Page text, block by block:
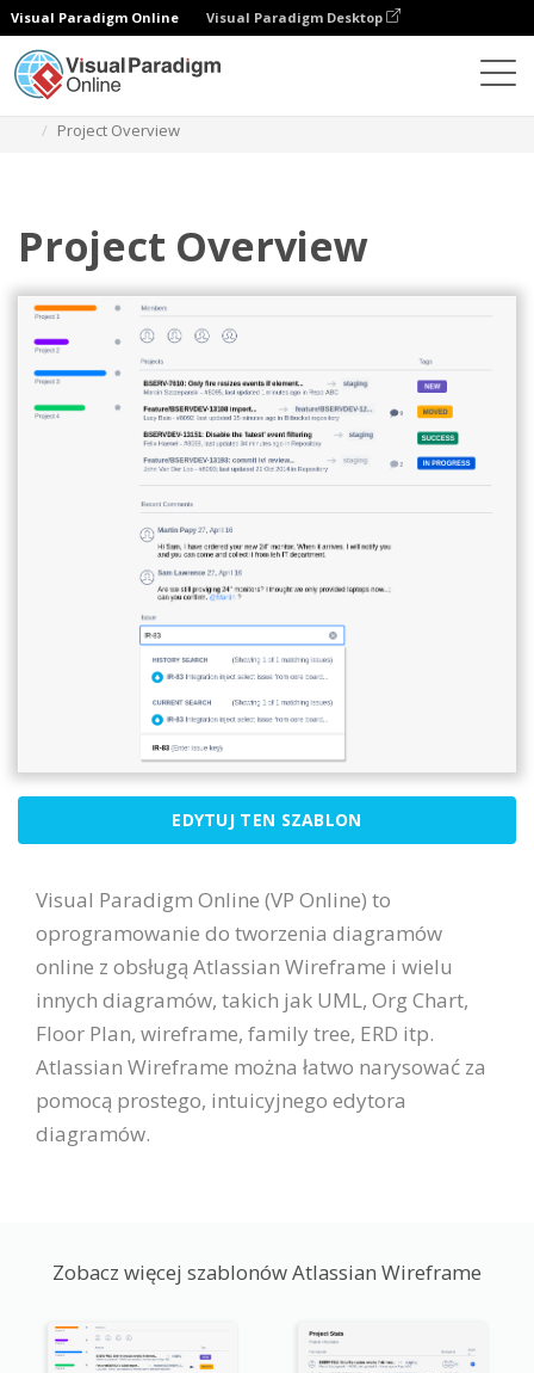
Visual Paradigm Online Visual Paradigm Desktop
Project Overview
Project Overview
EDYTUJ TEN SZABLON
Visual Paradigm Online (VP Online) to
oprogramowanie do tworzenia diagramów
online z obsługą Atlassian Wireframe i wielu
innych diagramów, takich jak UML, Org Chart,
Floor Plan, wireframe, family tree, ERD itp.
Atlassian Wireframe można łatwo narysować za
pomocą prostego, intuicyjnego edytora
diagramów.
Zobacz więcej szablonów Atlassian Wireframe